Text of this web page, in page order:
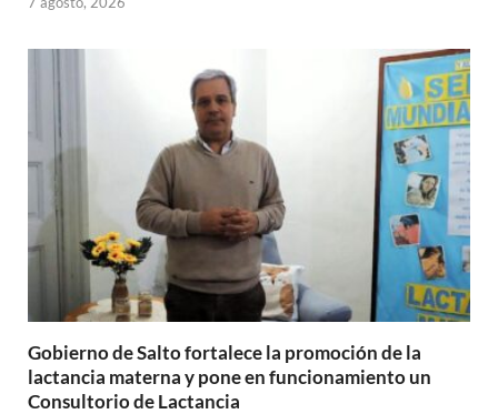
Gobierno de Salto fortalece la promoción de la
lactancia materna y pone en funcionamiento un
Consultorio de Lactancia